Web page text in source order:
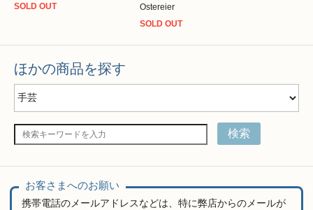
SOLD OUT
Ostereier
SOLD OUT
ほかの商品を探す
検索
お客さまへのお願い
携帯電話のメールアドレスなどは、特に弊店からのメールが